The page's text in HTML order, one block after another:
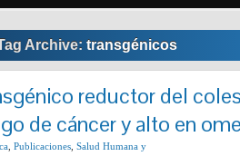
Archive: transgénicos
reductor del
de cáncer y alto en
Publicaciones Salud Humana y